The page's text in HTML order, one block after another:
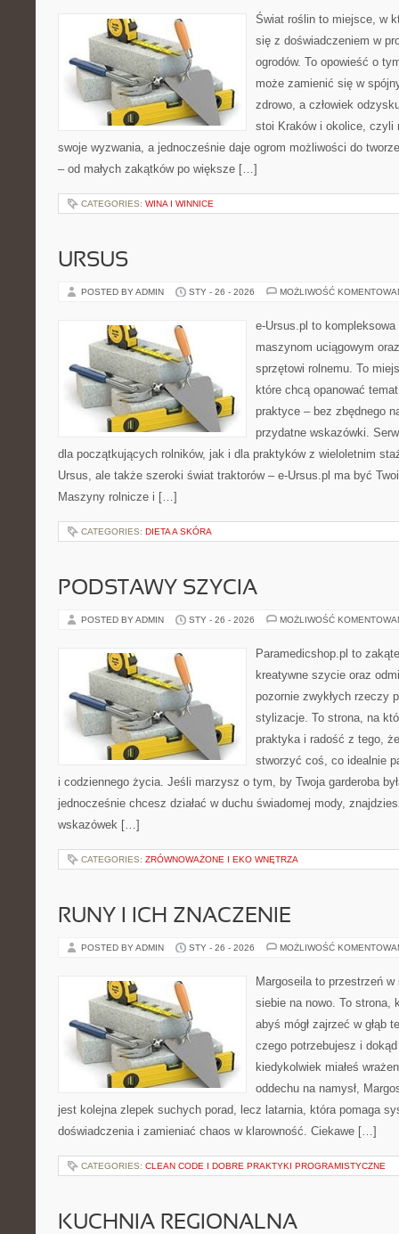
Świat roślin to miejsce, w
się z doświadczeniem w
ogrodów. To opowieść o
może zamienić się w
zdrowo, a człowiek
stoi Kraków i okolice, czyli
swoje wyzwania, a jednocześnie daje ogrom możliwości do
– od małych zakątków po większe […]
CATEGORIES: WINA I WINNICE
URSUS
POSTED BY ADMIN STY - 26 - 2026 MOŻLIWOŚĆ
e-Ursus.pl to
maszynom uciągowym
sprzętowi rolnemu. To
które chcą opanować
praktyce – bez zbędnego
przydatne wskazówki.
dla początkujących rolników, jak i dla praktyków z wieloletnim
Ursus, ale także szeroki świat traktorów – e-Ursus.pl ma być
Maszyny rolnicze i […]
CATEGORIES: DIETA A SKÓRA
PODSTAWY SZYCIA
POSTED BY ADMIN STY - 26 - 2026 MOŻLIWOŚĆ
Paramedicshop.pl to
kreatywne szycie oraz
pozornie zwykłych rzeczy
stylizacje. To strona, na
praktyka i radość z tego,
stworzyć coś, co idealnie
i codziennego życia. Jeśli marzysz o tym, by Twoja garderoba
jednocześnie chcesz działać w duchu świadomej mody,
wskazówek […]
CATEGORIES: ZRÓWNOWAŻONE I EKO WNĘTRZA
RUNY I ICH ZNACZENIE
POSTED BY ADMIN STY - 26 - 2026 MOŻLIWOŚĆ
Margoseila to przestrzeń
siebie na nowo. To strona,
abyś mógł zajrzeć w głąb
czego potrzebujesz i
kiedykolwiek miałeś
oddechu na namysł,
jest kolejna zlepek suchych porad, lecz latarnia, która pomaga
doświadczenia i zamieniać chaos w klarowność. Ciekawe […]
CATEGORIES: CLEAN CODE I DOBRE PRAKTYKI PROGRAMISTYCZNE
KUCHNIA REGIONALNA